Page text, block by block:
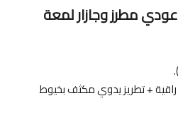
مطرز وجازار لمعة
+ تطريز يدوي مكثف بخيوط